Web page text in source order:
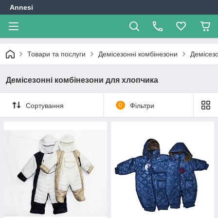
Annesi
Товари та послуги Демісезонні комбінезони
Демісезонні комбінезони для хлопчика
Сортування 0 Фільтри